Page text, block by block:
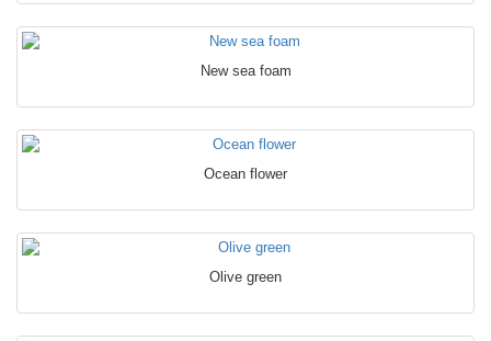
New sea foam
Ocean flower
Olive green